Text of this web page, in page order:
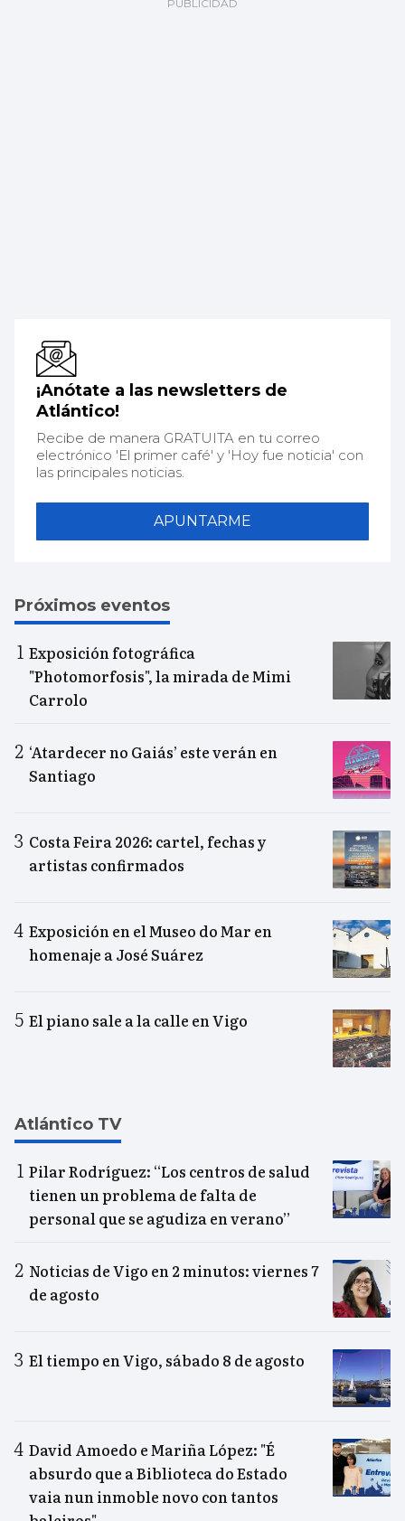
¡Anótate a las newsletters de
Atlántico!
Recibe de manera GRATUITA en tu correo
electrónico 'El primer café' y 'Hoy fue noticia' con
las principales noticias.
APUNTARME
Próximos eventos
Exposición fotográfica
"Photomorfosis", la mirada de Mimi
Carrolo
‘Atardecer no Gaiás’ este verán en
Santiago
Costa Feira 2026: cartel, fechas y
artistas confirmados
Exposición en el Museo do Mar en
homenaje a José Suárez
El piano sale a la calle en Vigo
Atlántico TV
Pilar Rodríguez: “Los centros de salud
tienen un problema de falta de
personal que se agudiza en verano”
Noticias de Vigo en 2 minutos: viernes 7
de agosto
El tiempo en Vigo, sábado 8 de agosto
David Amoedo e Mariña López: "É
absurdo que a Biblioteca do Estado
vaia nun inmoble novo con tantos